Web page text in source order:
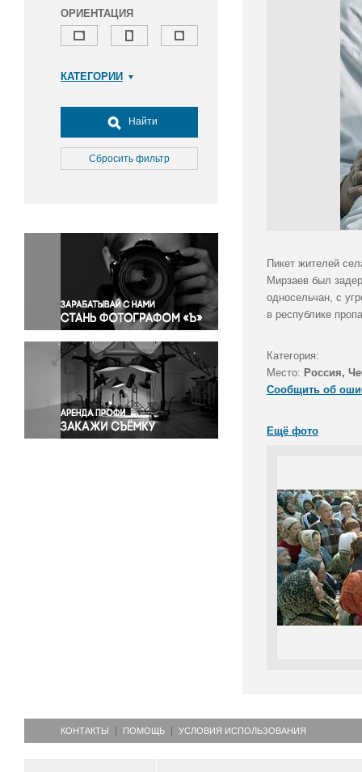
ОРИЕНТАЦИЯ
КАТЕГОРИИ
Досуг, туризм и отдых
Культура
Медицина
Окружающая среда
Политика
Правосудие
Происшествия и конфликты
Религия
Светская жизнь
Спорт
Экология
Экономика и бизнес
Найти
Сбросить фильтр
Пикет жителей
Мирзаев был
односельчан, с
в республике
Категория:
Место: Россия,
Сообщить об
Ещё фото
КОНТАКТЫ ПОМОЩЬ УСЛОВИЯ ИСПОЛЬЗОВАНИЯ